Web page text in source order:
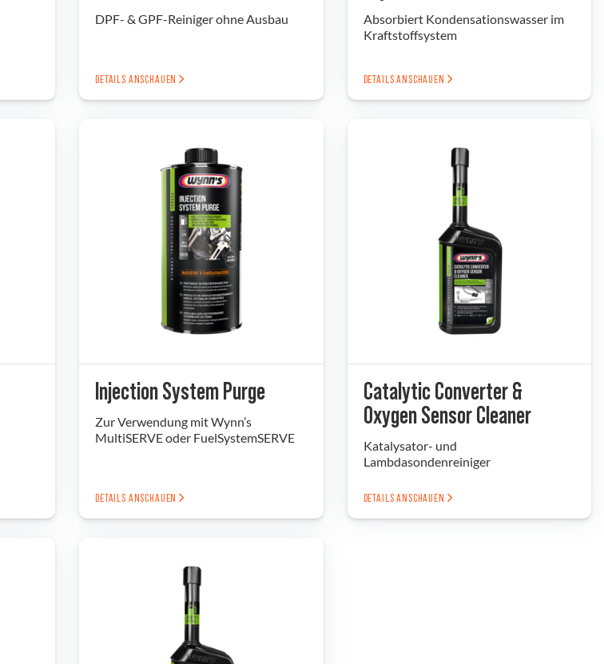
DPF- & GPF-Reiniger ohne Ausbau
DETAILS ANSCHAUEN
Absorbiert Kondensationswasser im
Kraftstoffsystem
DETAILS ANSCHAUEN
Injection System Purge
Zur Verwendung mit Wynn’s
MultiSERVE oder FuelSystemSERVE
DETAILS ANSCHAUEN
Catalytic Converter &
Oxygen Sensor Cleaner
Katalysator- und
Lambdasondenreiniger
DETAILS ANSCHAUEN